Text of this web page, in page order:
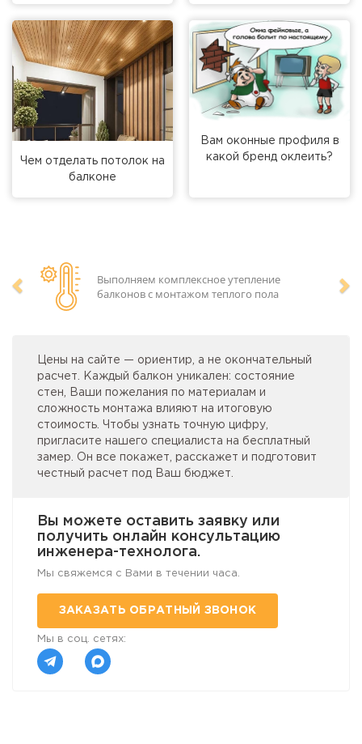
Выполняем комплексное утепление
балконов с монтажом теплого пола
Предыдущий
Цены на сайте — ориентир, а не окончательный
расчет. Каждый балкон уникален: состояние
стен, Ваши пожелания по материалам и
сложность монтажа влияют на итоговую
стоимость. Чтобы узнать точную цифру,
пригласите нашего специалиста на бесплатный
замер. Он все покажет, расскажет и подготовит
честный расчет под Ваш бюджет.
Вы можете оставить заявку или
получить онлайн консультацию
инженера-технолога.
Мы свяжемся с Вами в течении часа.
ЗАКАЗАТЬ ОБРАТНЫЙ ЗВОНОК
Мы в соц. сетях:
Чем отделать потолок на
балконе
Вам оконные профиля в
какой бренд оклеить?